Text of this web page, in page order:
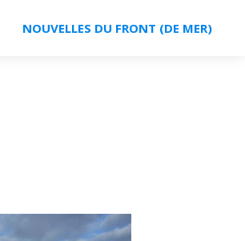
NOUVELLES DU FRONT (DE MER)